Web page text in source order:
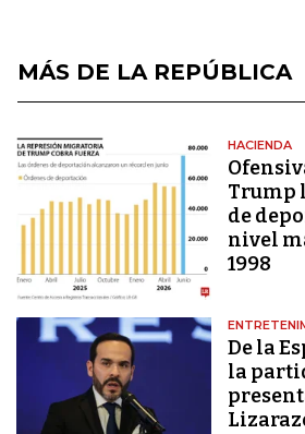
MÁS DE LA REPÚBLICA
HACIENDA
Trump
de
nivel
1998
De la
la